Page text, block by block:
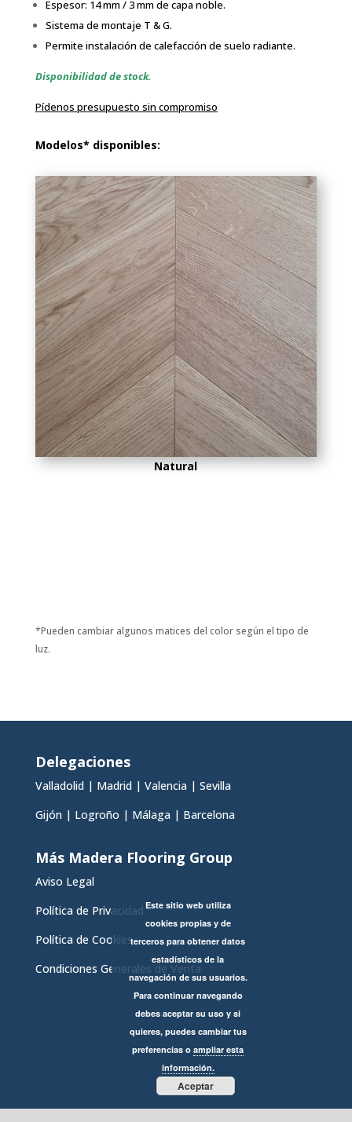
Espesor: 14 mm / 3 mm de capa noble.
Sistema de montaje T & G.
Permite instalación de calefacción de suelo radiante.
Disponibilidad de stock.
Pídenos presupuesto sin compromiso
Modelos* disponibles:
Natural
*Pueden cambiar algunos matices del color según el tipo de
luz.
Delegaciones
Valladolid| Madrid| Valencia| Sevilla
Gijón| Logroño | Málaga| Barcelona
Más Madera Flooring Group
Aviso Legal
Política de Privacidad
Política de Cookies
Condiciones Generales de Venta
Este sitio web utiliza
cookies propias y de
terceros para obtener datos
estadísticos de la
navegación de sus usuarios.
Para continuar navegando
debes aceptar su uso y si
quieres, puedes cambiar tus
preferencias o ampliar esta
información.
Aceptar